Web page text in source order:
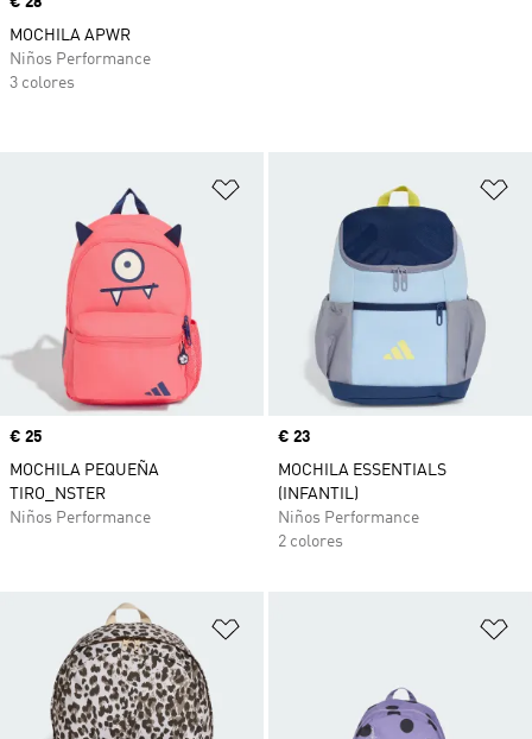
Añadir a la lista de deseos
Precio
€ 25
MOCHILA PEQUEÑA
TIRO_NSTER
Niños Performance
Precio
€ 23
MOCHILA ESSENTIALS
(INFANTIL)
Niños Performance
2 colores
MOCHILA APWR
Niños Performance
3 colores